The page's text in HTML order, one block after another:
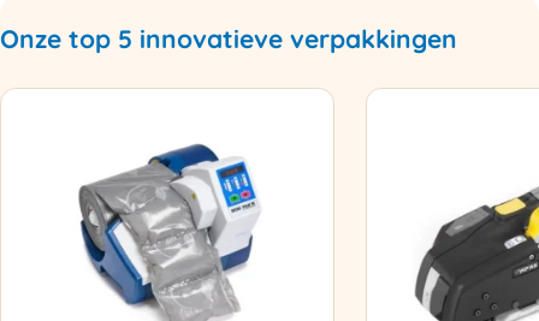
Onze top 5 innovatieve verpakkingen